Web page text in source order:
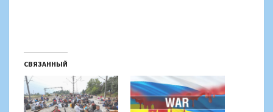
СВЯЗАННЫЙ